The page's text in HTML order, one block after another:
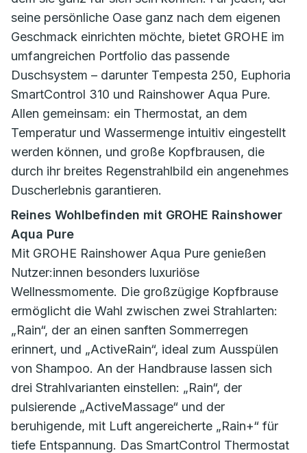
seine persönliche Oase ganz nach dem eigenen
Geschmack einrichten möchte, bietet GROHE im
umfangreichen Portfolio das passende
Duschsystem – darunter Tempesta 250, Euphoria
SmartControl 310 und Rainshower Aqua Pure.
Allen gemeinsam: ein Thermostat, an dem
Temperatur und Wassermenge intuitiv eingestellt
werden können, und große Kopfbrausen, die
durch ihr breites Regenstrahlbild ein angenehmes
Duscherlebnis garantieren.
Reines Wohlbefinden mit GROHE Rainshower
Aqua Pure
Mit GROHE Rainshower Aqua Pure genießen
Nutzer:innen besonders luxuriöse
Wellnessmomente. Die großzügige Kopfbrause
ermöglicht die Wahl zwischen zwei Strahlarten:
„Rain“, der an einen sanften Sommerregen
erinnert, und „ActiveRain“, ideal zum Ausspülen
von Shampoo. An der Handbrause lassen sich
drei Strahlvarianten einstellen: „Rain“, der
pulsierende „ActiveMassage“ und der
beruhigende, mit Luft angereicherte „Rain+“ für
tiefe Entspannung. Das SmartControl Thermostat